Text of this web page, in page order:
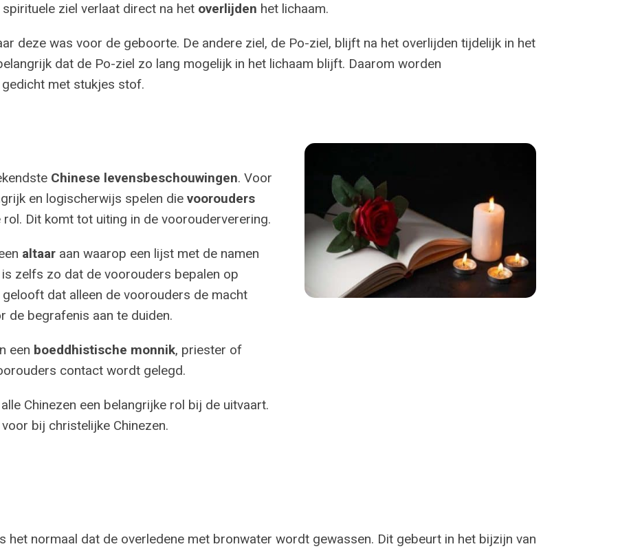
spirituele ziel verlaat direct na het overlijden het lichaam.
deze was voor de geboorte. De andere ziel, de Po-ziel, blijft na het overlijden tijdelijk in het
dat de Po-ziel zo lang mogelijk in het lichaam blijft. Daarom worden
met stukjes stof.
Chinese levensbeschouwingen. Voor
en logischerwijs spelen die voorouders
Dit komt tot uiting in de voorouderverering.
altaaraan waarop een lijst met de namen
zelfs zo dat de voorouders bepalen op
dat alleen de voorouders de macht
de begrafenis aan te duiden.
een boeddhistische monnik, priester of
contact wordt gelegd.
Chinezen een belangrijke rol bij de uitvaart.
bij christelijke Chinezen.
het normaal dat de overledene met bronwater wordt gewassen. Dit gebeurt in het bijzijn van